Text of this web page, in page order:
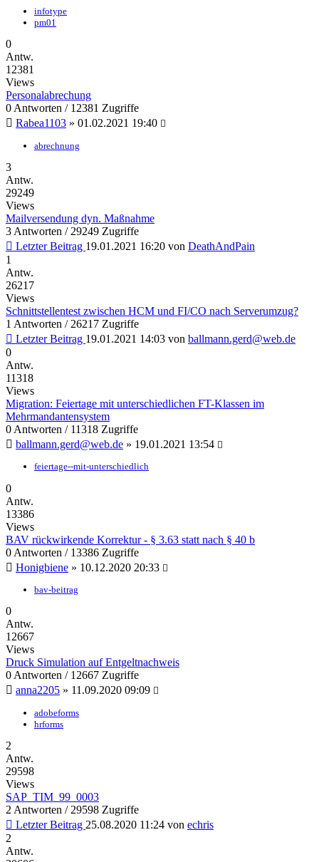
infotype
pm01
0
Antw.
12381
Views
Personalabrechung
0 Antworten / 12381 Zugriffe
Rabea1103 » 01.02.2021 19:40
abrechnung
3
Antw.
29249
Views
Mailversendung dyn. Maßnahme
3 Antworten / 29249 Zugriffe
Letzter Beitrag 19.01.2021 16:20 von DeathAndPain
1
Antw.
26217
Views
Schnittstellentest zwischen HCM und FI/CO nach Serverumzug?
1 Antworten / 26217 Zugriffe
Letzter Beitrag 19.01.2021 14:03 von ballmann.gerd@web.de
0
Antw.
11318
Views
Migration: Feiertage mit unterschiedlichen FT-Klassen im
Mehrmandantensystem
0 Antworten / 11318 Zugriffe
ballmann.gerd@web.de » 19.01.2021 13:54
feiertage--mit-unterschiedlich
0
Antw.
13386
Views
BAV rückwirkende Korrektur - § 3.63 statt nach § 40 b
0 Antworten / 13386 Zugriffe
Honigbiene » 10.12.2020 20:33
bav-beitrag
0
Antw.
12667
Views
Druck Simulation auf Entgeltnachweis
0 Antworten / 12667 Zugriffe
anna2205 » 11.09.2020 09:09
adobeforms
hrforms
2
Antw.
29598
Views
SAP_TIM_99_0003
2 Antworten / 29598 Zugriffe
Letzter Beitrag 25.08.2020 11:24 von echris
2
Antw.